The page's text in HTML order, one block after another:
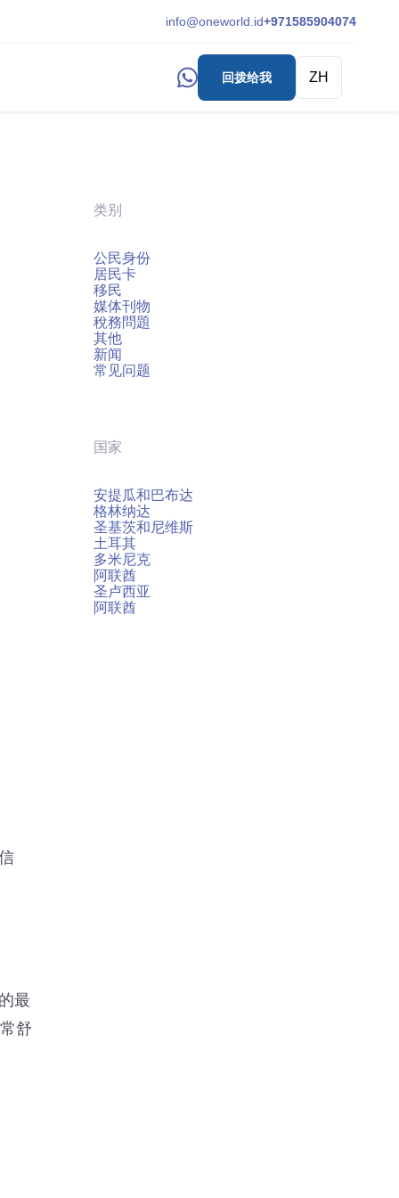
info@oneworld.id+971585904074
回拨给我 ZH
最
舒
类别
公民身份
居民卡
移民
媒体刊物
稅務問題
其他
新闻
常见问题
国家
安提瓜和巴布达
格林纳达
圣基茨和尼维斯
土耳其
多米尼克
阿联酋
圣卢西亚
阿联酋